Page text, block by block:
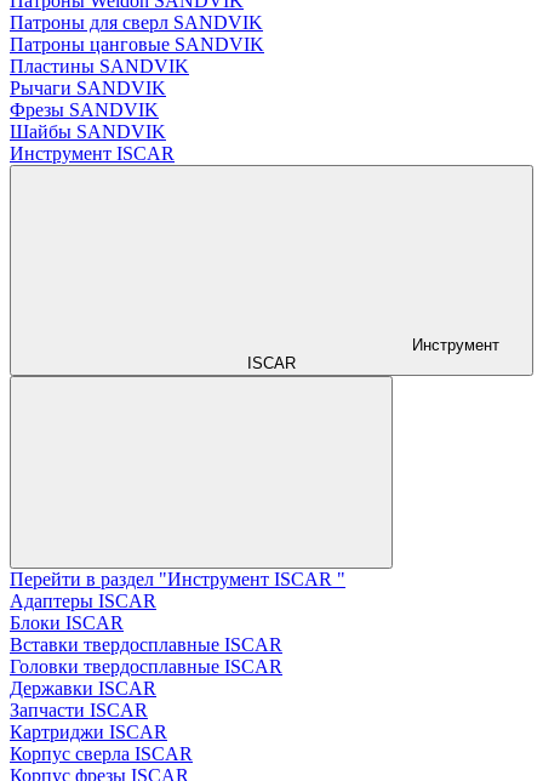
Патроны для сверл SANDVIK
Патроны цанговые SANDVIK
Пластины SANDVIK
Рычаги SANDVIK
Фрезы SANDVIK
Шайбы SANDVIK
Инструмент ISCAR
Инструмент
ISCAR
Перейти в раздел "Инструмент ISCAR "
Адаптеры ISCAR
Блоки ISCAR
Вставки твердосплавные ISCAR
Головки твердосплавные ISCAR
Державки ISCAR
Запчасти ISCAR
Картриджи ISCAR
Корпус сверла ISCAR
Корпус фрезы ISCAR